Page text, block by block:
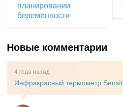
планировании
беременности
Новые комментарии
4 года назад
Инфракрасный термометр